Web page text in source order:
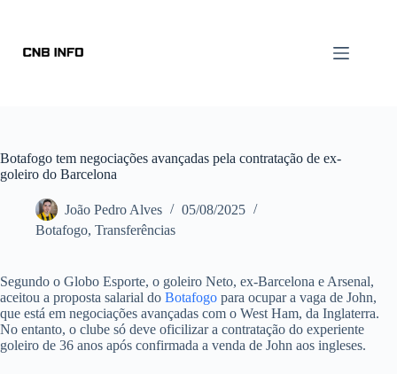
Botafogo tem negociações avançadas pela contratação de ex-
goleiro do Barcelona
João Pedro Alves
05/08/2025
Botafogo, Transferências
Segundo o Globo Esporte, o goleiro Neto, ex-Barcelona e Arsenal,
aceitou a proposta salarial do Botafogo para ocupar a vaga de John,
que está em negociações avançadas com o West Ham, da Inglaterra.
No entanto, o clube só deve oficilizar a contratação do experiente
goleiro de 36 anos após confirmada a venda de John aos ingleses.